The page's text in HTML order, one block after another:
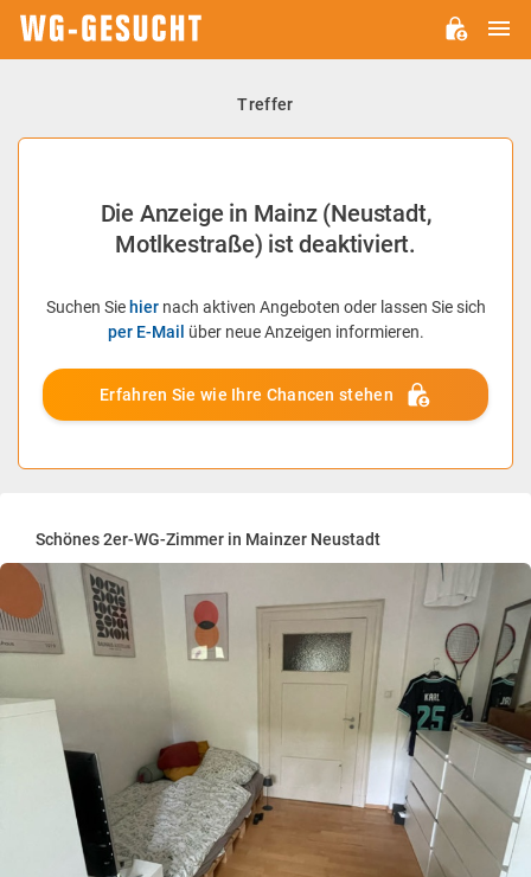
Treffer
Die Anzeige in Mainz (Neustadt,
Motlkestraße) ist deaktiviert.
Suchen Sie hiernach aktiven Angeboten oder lassen Sie sich
per E-Mail über neue Anzeigen informieren.
Erfahren Sie wie Ihre Chancen stehen
Schönes 2er-WG-Zimmer in Mainzer Neustadt